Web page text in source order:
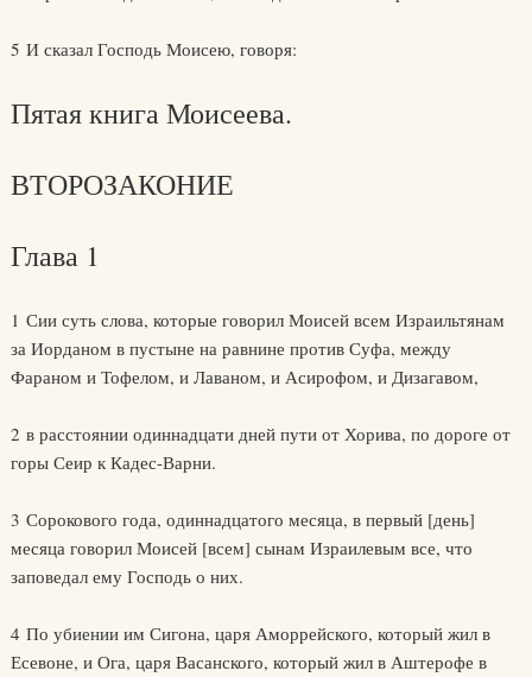
5 И сказал Господь Моисею, говоря:
Пятая книга Моисеева.
ВТОРОЗАКОНИЕ
Глава 1
1 Сии суть слова, которые говорил Моисей всем Израильтянам
за Иорданом в пустыне на равнине против Суфа, между
Фараном и Тофелом, и Лаваном, и Асирофом, и Дизагавом,
2 в расстоянии одиннадцати дней пути от Хорива, по дороге от
горы Сеир к Кадес-Варни.
3 Сорокового года, одиннадцатого месяца, в первый [день]
месяца говорил Моисей [всем] сынам Израилевым все, что
заповедал ему Господь о них.
4 По убиении им Сигона, царя Аморрейского, который жил в
Есевоне, и Ога, царя Васанского, который жил в Аштерофе в